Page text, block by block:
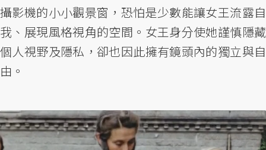
攝影機的小小觀景窗，恐怕是少數能讓女王流露自
我、展現風格視角的空間。女王身分使她謹慎隱藏
個人視野及隱私，卻也因此擁有鏡頭內的獨立與自
由。